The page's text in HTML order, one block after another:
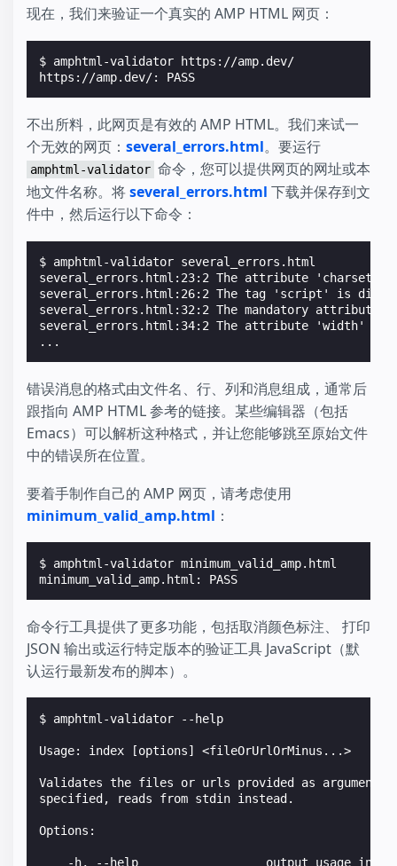
现在，我们来验证一个真实的 AMP HTML 网页：
$
https://amp.dev/: PASS
不出所料，此网页是有效的 AMP HTML。我们来试一
个无效的网页： several_errors.html。要运行
amphtml-validator 命令，您可以提供网页的网址或本
地文件名称。将several_errors.html 下载并保存到文
件中，然后运行以下命令：
$
several_errors.html:23:2 The attribute 'charset'
several_errors.html:26:2 The tag 'script' is
several_errors.html:32:2 The mandatory attribute
several_errors.html:34:2 The attribute 'width' in
...
错误消息的格式由文件名、行、列和消息组成，通常后
跟指向 AMP HTML 参考的链接。某些编辑器（包括
Emacs）可以解析这种格式，并让您能够跳至原始文件
中的错误所在位置。
要着手制作自己的 AMP 网页，请考虑使用
minimum_valid_amp.html ：
$
minimum_valid_amp.html: PASS
命令行工具提供了更多功能，包括取消颜色标注、 打印
JSON 输出或运行特定版本的验证工具 JavaScript（默
认运行最新发布的脚本）。
$ amphtml-validator --help
Usage: index [options] <fileOrUrlOrMinus...>
Validates the files or urls provided as
specified, reads from stdin instead.
Options:
-h, --help                  output usage